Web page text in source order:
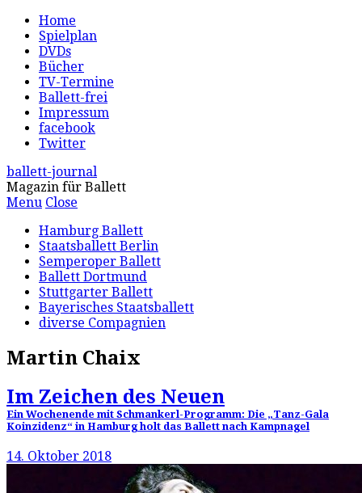
Home
Spielplan
DVDs
Bücher
TV-Termine
Ballett-frei
Impressum
facebook
Twitter
ballett-journal
Magazin für Ballett
Menu Close
Hamburg Ballett
Staatsballett Berlin
Semperoper Ballett
Ballett Dortmund
Stuttgarter Ballett
Bayerisches Staatsballett
diverse Compagnien
Martin Chaix
Im Zeichen des Neuen
Ein Wochenende mit Schmankerl-Programm: Die „Tanz-Gala
Koinzidenz“ in Hamburg holt das Ballett nach Kampnagel
14. Oktober 2018